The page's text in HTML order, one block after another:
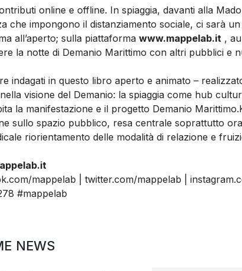
online e offline. In spiaggia, davanti alla
che impongono il distanziamento sociale, ci sarà
all’aperto; sulla piattaformawww.mappelab.it ,
la notte di Demanio Marittimo con altri pubblici e
indagati in questo libro aperto e animato –
visione del Demanio: la spiaggia come hub
la manifestazione e il progetto Demanio
sullo spazio pubblico, resa centrale soprattutto
riorientamento delle modalità di relazione e
mappelab |twitter.com/mappelab |
#mappelab
NEWS